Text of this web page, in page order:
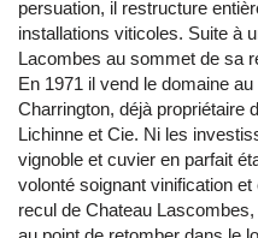
persuation, il restructure
installations viticoles. Suite à
Lacombes au sommet de sa
En 1971 il vend le domaine
Charrington, déjà propriétaire
Lichinne et Cie. Ni les
vignoble et cuvier en parfait
volonté soignant vinification et
recul de Chateau